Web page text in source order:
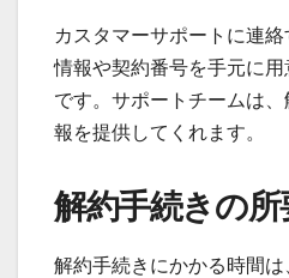
カスタマーサポートに連
情報や契約番号を手元に
です。サポートチームは
報を提供してくれます。
解約手続きの所
解約手続きにかかる時間